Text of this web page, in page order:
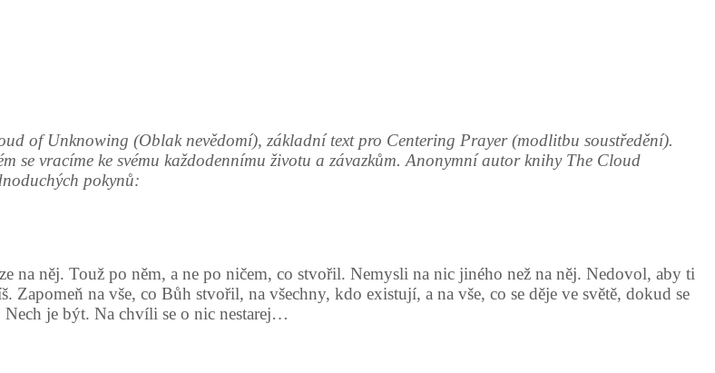
of Unknowing (Oblak nevědomí), základní text pro Centering Prayer (modlitbu soustředění).
se vracíme ke svému každodennímu životu a závazkům. Anonymní autor knihy The Cloud
pokynů:
na něj. Touž po něm, a ne po ničem, co stvořil. Nemysli na nic jiného než na něj. Nedovol, aby ti
na vše, co Bůh stvořil, na všechny, kdo existují, a na vše, co se děje ve světě, dokud se
je být. Na chvíli se o nic nestarej…